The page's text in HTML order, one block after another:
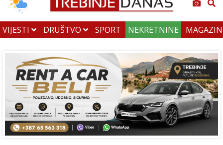
VIJESTI DRUŠTVO SPORT NEKRETNINE